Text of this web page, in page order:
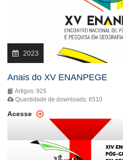
2023
Anais do XV ENANPEGE
Artigos: 925
Quantidade de downloads: 6510
Acesse